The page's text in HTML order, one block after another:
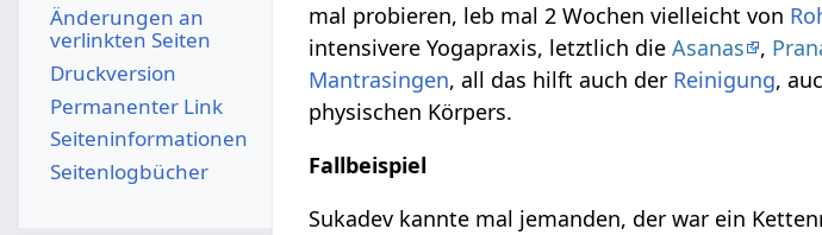
mal probieren, leb mal 2 Wochen vielleicht von
intensivere Yogapraxis, letztlich dieAsanas ,
Mantrasingen, all das hilft auch der Reinigung,
physischen Körpers.
Fallbeispiel
Sukadev kannte mal jemanden, der war ein
Änderungen an
verlinkten Seiten
Druckversion
Permanenter Link
Seiten­­informationen
Seitenlogbücher